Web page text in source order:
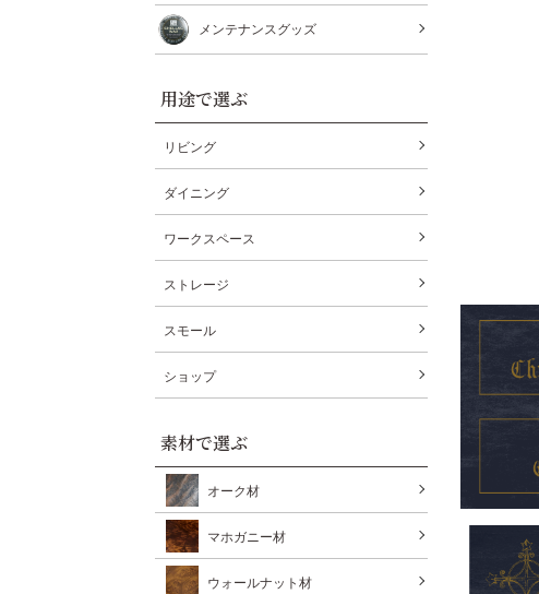
メンテナンスグッズ
用途で選ぶ
リビング
ダイニング
ワークスペース
ストレージ
スモール
ショップ
素材で選ぶ
オーク材
マホガニー材
ウォールナット材